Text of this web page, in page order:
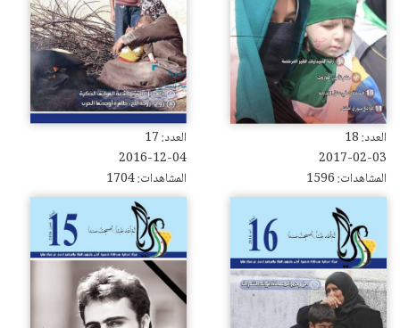
العدد: 18
2017-02-03
المشاهدات: 1596
العدد: 17
2016-12-04
المشاهدات: 1704